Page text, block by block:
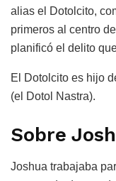
alias el Dotolcito,
primeros al centro
planificó el delito
El Dotolcito es hijo
(el Dotol Nastra).
Sobre
Joshua trabajaba